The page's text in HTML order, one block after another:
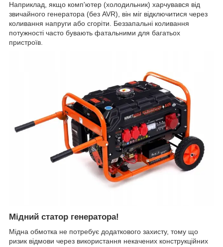
Наприклад, якщо комп'ютер (холодильник) харчувався від
звичайного генератора (без AVR), він міг відключитися через
коливання напруги або сгоріти. Беззапальні коливання
потужності часто бувають фатальними для багатьох
пристроїв.
Мідний статор генератора!
Мідна обмотка не потребує додаткового захисту, тому що
ризик відмови через використання некачених конструкційних